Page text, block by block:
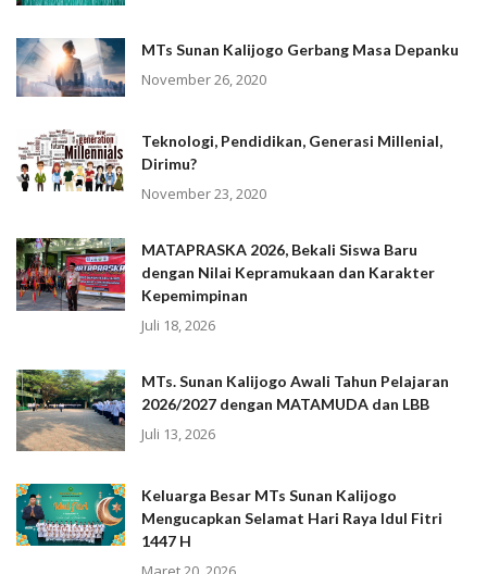
MTs Sunan Kalijogo Gerbang Masa Depanku
November 26, 2020
Teknologi, Pendidikan, Generasi Millenial,
Dirimu?
November 23, 2020
MATAPRASKA 2026, Bekali Siswa Baru
dengan Nilai Kepramukaan dan Karakter
Kepemimpinan
Juli 18, 2026
MTs. Sunan Kalijogo Awali Tahun Pelajaran
2026/2027 dengan MATAMUDA dan LBB
Juli 13, 2026
Keluarga Besar MTs Sunan Kalijogo
Mengucapkan Selamat Hari Raya Idul Fitri
1447 H